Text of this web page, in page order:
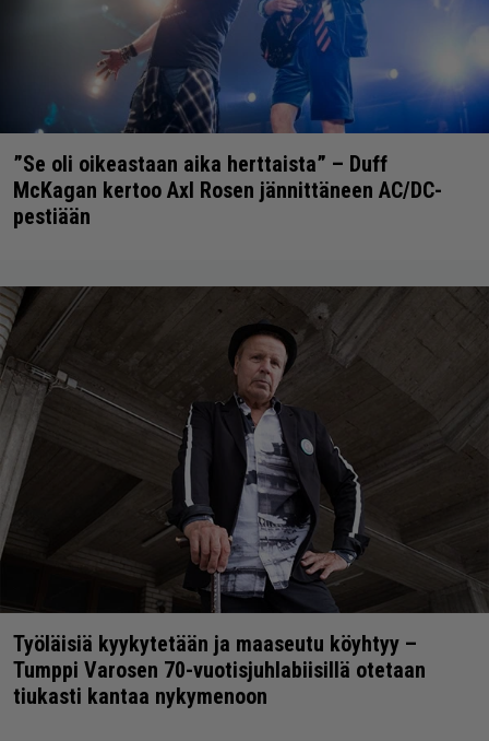
”Se oli oikeastaan aika herttaista” – Duff
McKagan kertoo Axl Rosen jännittäneen AC/DC-
pestiään
Työläisiä kyykytetään ja maaseutu köyhtyy –
Tumppi Varosen 70-vuotisjuhlabiisillä otetaan
tiukasti kantaa nykymenoon